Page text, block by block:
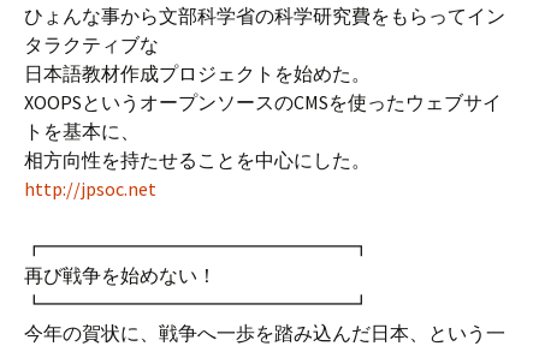
ひょんな事から文部科学省の科学研究費をもらってイン
タラクティブな
日本語教材作成プロジェクトを始めた。
XOOPSというオープンソースのCMSを使ったウェブサイ
トを基本に、
相方向性を持たせることを中心にした。
http://jpsoc.net
┏━━━━━━━━━━━━━━━━┓
再び戦争を始めない！
┗━━━━━━━━━━━━━━━━┛
今年の賀状に、戦争へ一歩を踏み込んだ日本、という一